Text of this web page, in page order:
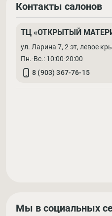
Контакты салонов
ТЦ «ОТКРЫТЫЙ
ул. Ларина 7, 2 эт, левое
Пн.-Вс.: 10:00-20:00
8 (903) 367-76-15
Мы в социальных